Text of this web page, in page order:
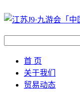
首 页
关于我们
贸易动态